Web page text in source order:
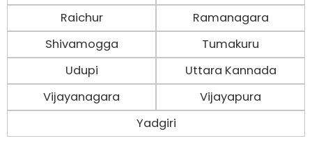
Raichur
Ramanagara
Shivamogga
Tumakuru
Udupi
Uttara Kannada
Vijayanagara
Vijayapura
Yadgiri